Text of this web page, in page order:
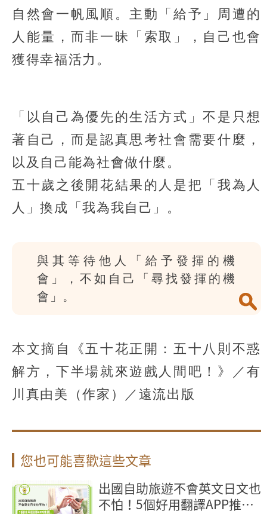
自然會一帆風順。主動「給予」周遭的
人能量，而非一昧「索取」，自己也會
獲得幸福活力。
「以自己為優先的生活方式」不是只想
著自己，而是認真思考社會需要什麼，
以及自己能為社會做什麼。
五十歲之後開花結果的人是把「我為人
人」換成「我為我自己」。
與其等待他人「給予發揮的機
會」，不如自己「尋找發揮的機
會」。
本文摘自《五十花正開：五十八則不惑
解方，下半場就來遊戲人間吧！》／有
川真由美（作家）／遠流出版
您也可能喜歡這些文章
出國自助旅遊不會英文日文也
不怕！5個好用翻譯APP推